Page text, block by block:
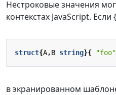
Нестроковые значения
контекстах JavaScript.
struct{A,B string}{ "foo"
в экранированном